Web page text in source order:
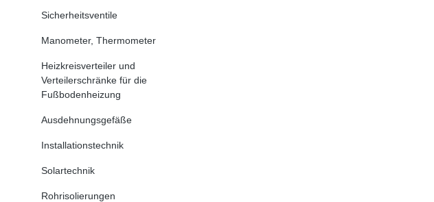
Sicherheitsventile
Manometer, Thermometer
Heizkreisverteiler und
Verteilerschränke für die
Fußbodenheizung
Ausdehnungsgefäße
Installationstechnik
Solartechnik
Rohrisolierungen